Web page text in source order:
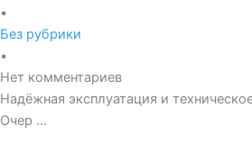
•
Без рубрики
•
Нет комментариев
Надёжная эксплуатация и
Очер …